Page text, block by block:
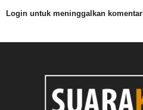
Login untuk meninggalkan komentar